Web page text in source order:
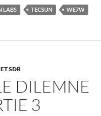
LABS TECSUN WE7W
SDR
DILEMNE
3